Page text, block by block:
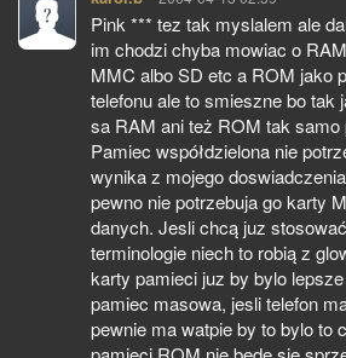
Pink *** tez tak myslalem ale
im chodzi chyba mowiac o
MMC albo SD etc a ROM jako
telefonu ale to smieszne bo tak
sa RAM ani też ROM tak samo
Pamiec współdzielona nie
wynika z mojego
pewno nie potrzebuja go karty
danych. Jesli chcą juz
terminologie niech to robią z
karty pamieci juz by bylo
pamiec masowa, jesli telefon
pewnie ma watpie by to bylo to